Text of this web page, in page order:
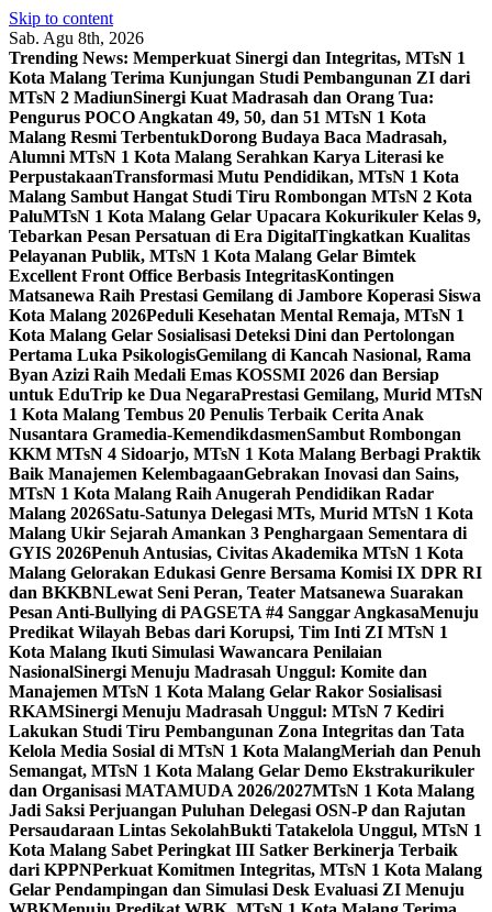
Skip to content
Sab. Agu 8th, 2026
Trending News: Memperkuat Sinergi dan Integritas, MTsN 1
Kota Malang Terima Kunjungan Studi Pembangunan ZI dari
MTsN 2 MadiunSinergi Kuat Madrasah dan Orang Tua:
Pengurus POCO Angkatan 49, 50, dan 51 MTsN 1 Kota
Malang Resmi TerbentukDorong Budaya Baca Madrasah,
Alumni MTsN 1 Kota Malang Serahkan Karya Literasi ke
PerpustakaanTransformasi Mutu Pendidikan, MTsN 1 Kota
Malang Sambut Hangat Studi Tiru Rombongan MTsN 2 Kota
PaluMTsN 1 Kota Malang Gelar Upacara Kokurikuler Kelas 9,
Tebarkan Pesan Persatuan di Era DigitalTingkatkan Kualitas
Pelayanan Publik, MTsN 1 Kota Malang Gelar Bimtek
Excellent Front Office Berbasis IntegritasKontingen
Matsanewa Raih Prestasi Gemilang di Jambore Koperasi Siswa
Kota Malang 2026Peduli Kesehatan Mental Remaja, MTsN 1
Kota Malang Gelar Sosialisasi Deteksi Dini dan Pertolongan
Pertama Luka PsikologisGemilang di Kancah Nasional, Rama
Byan Azizi Raih Medali Emas KOSSMI 2026 dan Bersiap
untuk EduTrip ke Dua NegaraPrestasi Gemilang, Murid MTsN
1 Kota Malang Tembus 20 Penulis Terbaik Cerita Anak
Nusantara Gramedia-KemendikdasmenSambut Rombongan
KKM MTsN 4 Sidoarjo, MTsN 1 Kota Malang Berbagi Praktik
Baik Manajemen KelembagaanGebrakan Inovasi dan Sains,
MTsN 1 Kota Malang Raih Anugerah Pendidikan Radar
Malang 2026Satu-Satunya Delegasi MTs, Murid MTsN 1 Kota
Malang Ukir Sejarah Amankan 3 Penghargaan Sementara di
GYIS 2026Penuh Antusias, Civitas Akademika MTsN 1 Kota
Malang Gelorakan Edukasi Genre Bersama Komisi IX DPR RI
dan BKKBNLewat Seni Peran, Teater Matsanewa Suarakan
Pesan Anti-Bullying di PAGSETA #4 Sanggar AngkasaMenuju
Predikat Wilayah Bebas dari Korupsi, Tim Inti ZI MTsN 1
Kota Malang Ikuti Simulasi Wawancara Penilaian
NasionalSinergi Menuju Madrasah Unggul: Komite dan
Manajemen MTsN 1 Kota Malang Gelar Rakor Sosialisasi
RKAMSinergi Menuju Madrasah Unggul: MTsN 7 Kediri
Lakukan Studi Tiru Pembangunan Zona Integritas dan Tata
Kelola Media Sosial di MTsN 1 Kota MalangMeriah dan Penuh
Semangat, MTsN 1 Kota Malang Gelar Demo Ekstrakurikuler
dan Organisasi MATAMUDA 2026/2027MTsN 1 Kota Malang
Jadi Saksi Perjuangan Puluhan Delegasi OSN-P dan Rajutan
Persaudaraan Lintas SekolahBukti Tatakelola Unggul, MTsN 1
Kota Malang Sabet Peringkat III Satker Berkinerja Terbaik
dari KPPNPerkuat Komitmen Integritas, MTsN 1 Kota Malang
Gelar Pendampingan dan Simulasi Desk Evaluasi ZI Menuju